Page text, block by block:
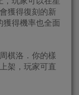
獲得復刻的新
獲得機率也全面
棋洛．你的樣
架，玩家可直